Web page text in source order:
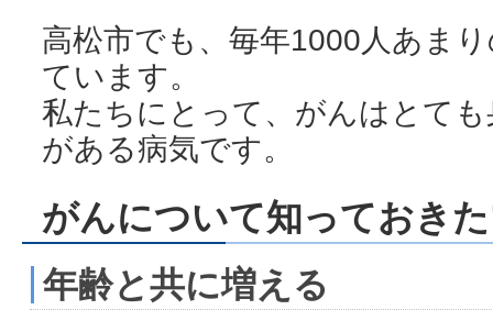
高松市でも、毎年1000人あま
ています。
私たちにとって、がんはとて
がある病気です。
がんについて知っておき
年齢と共に増える